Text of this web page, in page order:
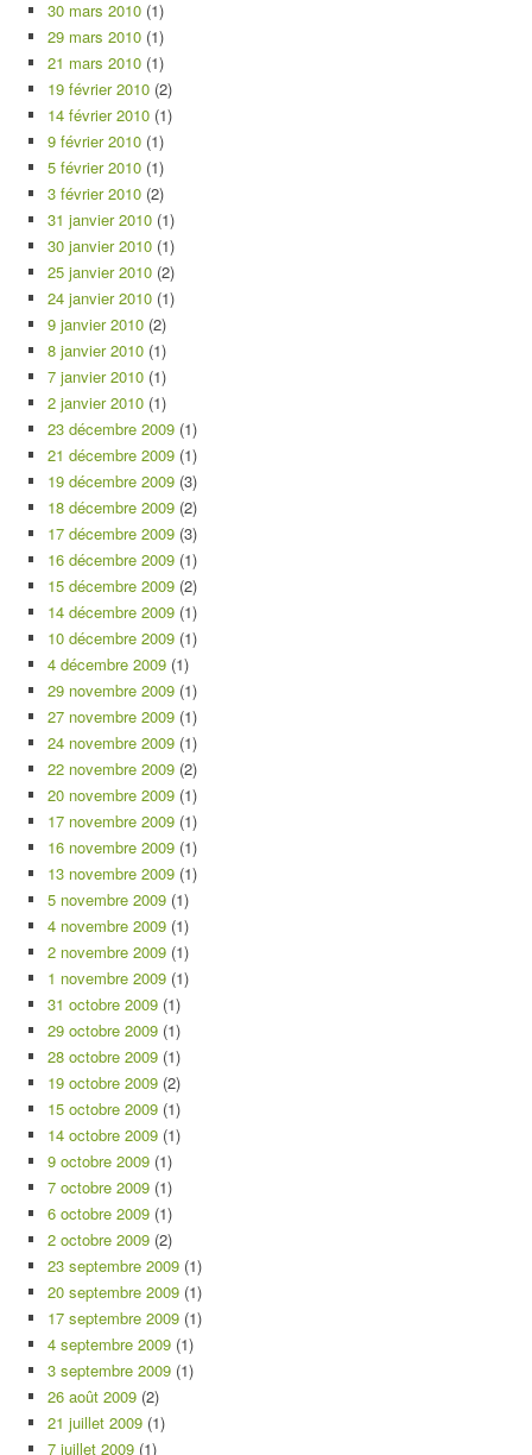
30 mars 2010 (1)
29 mars 2010 (1)
21 mars 2010 (1)
19 février 2010 (2)
14 février 2010 (1)
9 février 2010 (1)
5 février 2010 (1)
3 février 2010 (2)
31 janvier 2010 (1)
30 janvier 2010 (1)
25 janvier 2010 (2)
24 janvier 2010 (1)
9 janvier 2010 (2)
8 janvier 2010 (1)
7 janvier 2010 (1)
2 janvier 2010 (1)
23 décembre 2009 (1)
21 décembre 2009 (1)
19 décembre 2009 (3)
18 décembre 2009 (2)
17 décembre 2009 (3)
16 décembre 2009 (1)
15 décembre 2009 (2)
14 décembre 2009 (1)
10 décembre 2009 (1)
4 décembre 2009 (1)
29 novembre 2009 (1)
27 novembre 2009 (1)
24 novembre 2009 (1)
22 novembre 2009 (2)
20 novembre 2009 (1)
17 novembre 2009 (1)
16 novembre 2009 (1)
13 novembre 2009 (1)
5 novembre 2009 (1)
4 novembre 2009 (1)
2 novembre 2009 (1)
1 novembre 2009 (1)
31 octobre 2009 (1)
29 octobre 2009 (1)
28 octobre 2009 (1)
19 octobre 2009 (2)
15 octobre 2009 (1)
14 octobre 2009 (1)
9 octobre 2009 (1)
7 octobre 2009 (1)
6 octobre 2009 (1)
2 octobre 2009 (2)
23 septembre 2009 (1)
20 septembre 2009 (1)
17 septembre 2009 (1)
4 septembre 2009 (1)
3 septembre 2009 (1)
26 août 2009 (2)
21 juillet 2009 (1)
7 juillet 2009 (1)